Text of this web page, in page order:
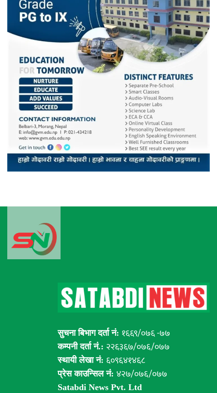
सुचना बिभाग दर्ता नं: १६६९/०७६ -७७
कम्पनी दर्ता नं.: २२६३६७/०७६/०७७
स्थायी लेखा नं: ६०९६४१४६८
प्रेस काउन्सिल नं: ४२७/०७६/०७७
Satabdi News Pvt. Ltd